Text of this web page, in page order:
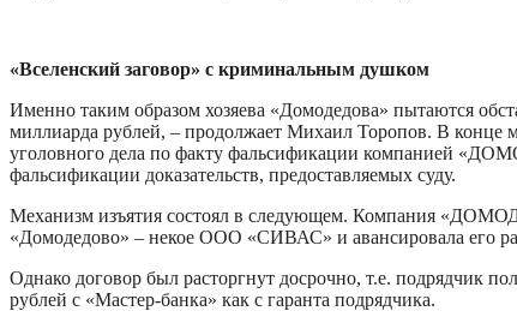
«Вселенский заговор» с криминальным душком
Именно таким образом хозяева «Домодедова» пытаются
миллиарда рублей, – продолжает Михаил Торопов. В конце
уголовного дела по факту фальсификации компанией
фальсификации доказательств, предоставляемых суду.
Механизм изъятия состоял в следующем. Компания
«Домодедово» – некое ООО «СИВАС» и авансировала его
Однако договор был расторгнут досрочно, т.е. подрядчик
рублей с «Мастер-банка» как с гаранта подрядчика.